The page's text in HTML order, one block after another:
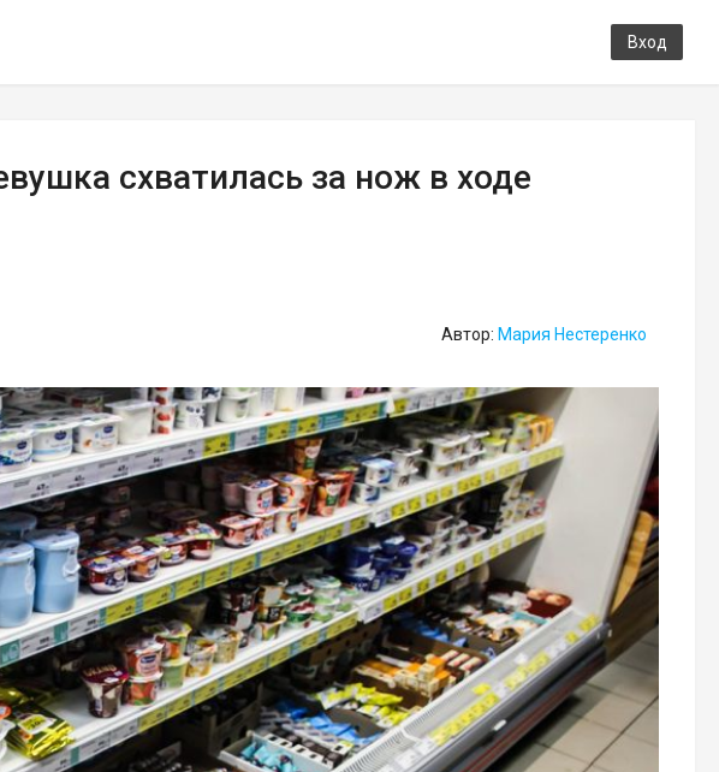
Вход
схватилась за нож в ходе
Автор: Мария Нестеренко